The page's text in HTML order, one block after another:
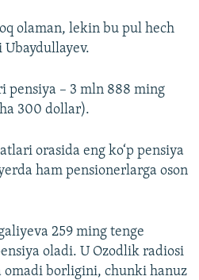
olaman, lekin bu pul hech
Ubaydullayev.
pensiya – 3 mln 888 ming
300 dollar).
orasida eng ko‘p pensiya
ham pensionerlarga oson
259 ming tenge
oladi. U Ozodlik radiosi
borligini, chunki hanuz